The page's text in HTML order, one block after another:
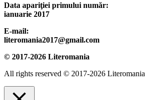
Data apariţiei primului număr:
ianuarie 2017
E-mail:
literomania2017@gmail.com
© 2017-2026 Literomania
All rights reserved © 2017-2026 Literomania